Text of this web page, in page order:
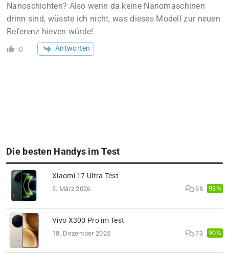
Nanoschichten? Also wenn da keine Nanomaschinen
drinn sind, wüsste ich nicht, was dieses Modell zur neuen
Referenz hieven würde!
0 Antworten
Die besten Handys im Test
Xiaomi 17 Ultra Test
3. März 2026 98 93%
Vivo X300 Pro im Test
18. Dezember 2025 73 90%